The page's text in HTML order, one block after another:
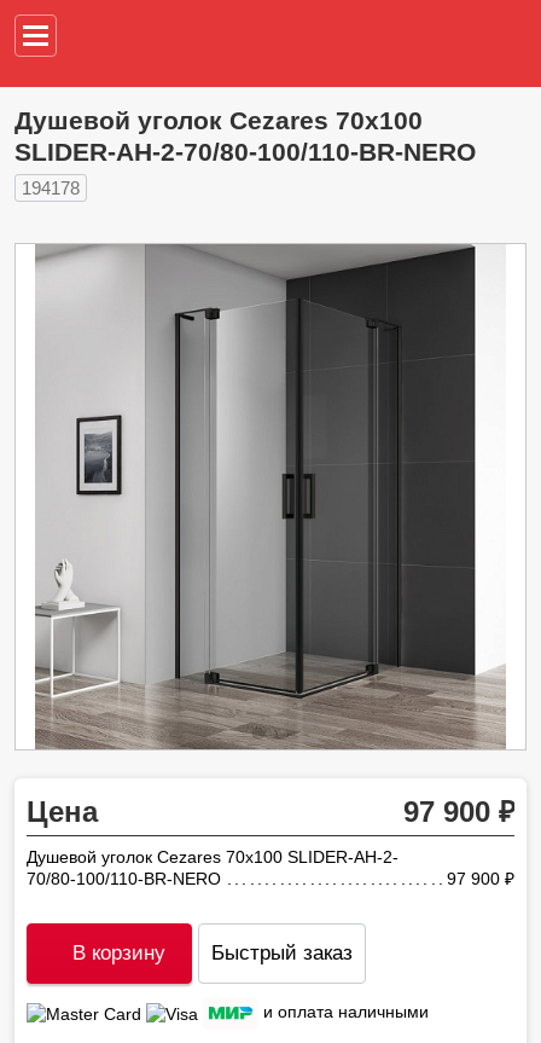
Душевой уголок Cezares 70х100
SLIDER-AH-2-70/80-100/110-BR-NERO
194178
Цена 97 900
Душевой уголок Cezares 70х100 SLIDER-AH-2-
70/80-100/110-BR-NERO
97 900
В корзину Быстрый заказ
и оплата наличными